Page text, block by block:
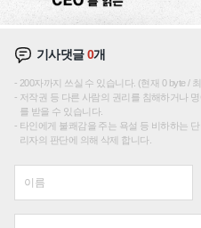
기사댓글0개
200자까지 쓰실 수 있습니다. (현재 0 byte /
저작권 등 다른 사람의 권리를 침해하거나
를 받을 수 있습니다.
타인에게 불쾌감을 주는 욕설 등 비하하는
리자의 판단에 의해 삭제 합니다.